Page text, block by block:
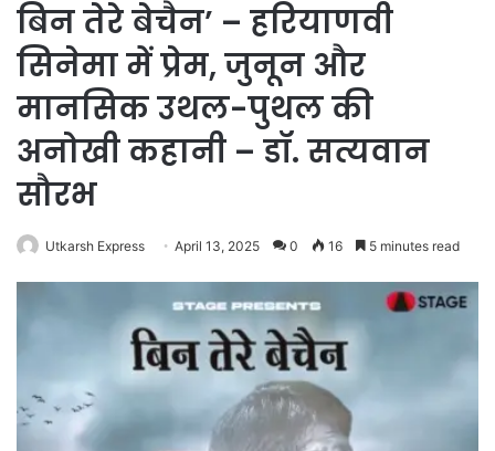
बिन तेरे बेचैन’ – हरियाणवी
सिनेमा में प्रेम, जुनून और
मानसिक उथल-पुथल की
अनोखी कहानी – डॉ. सत्यवान
सौरभ
Utkarsh Express April 13, 2025 0 16 5 minutes read